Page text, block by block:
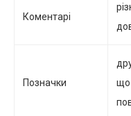
Коментарі
Позначки
що